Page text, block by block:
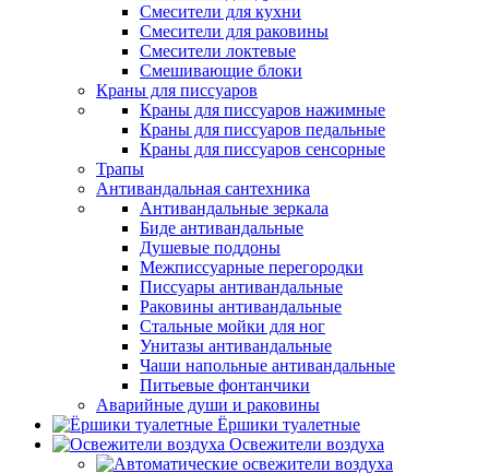
Смесители для кухни
Смесители для раковины
Смесители локтевые
Смешивающие блоки
Краны для писсуаров
Краны для писсуаров нажимные
Краны для писсуаров педальные
Краны для писсуаров сенсорные
Трапы
Антивандальная сантехника
Антивандальные зеркала
Биде антивандальные
Душевые поддоны
Межписсуарные перегородки
Писсуары антивандальные
Раковины антивандальные
Стальные мойки для ног
Унитазы антивандальные
Чаши напольные антивандальные
Питьевые фонтанчики
Аварийные души и раковины
Ёршики туалетные
Освежители воздуха